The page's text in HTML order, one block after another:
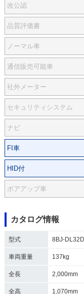
改公認
品質評価書
ノーマル車
通信販売可能車
社外メーター
セキュリティシステム
ナビ
FI車
HID付
ボアアップ車
カタログ情報
型式 8BJ-DL32D
車両重量 137kg
全長 2,000mm
全高 1,070mm